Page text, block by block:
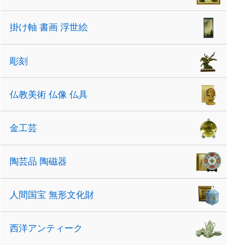
掛け軸 書画 浮世絵
彫刻
仏教美術 仏像 仏具
金工芸
陶芸品 陶磁器
人間国宝 無形文化財
西洋アンティーク